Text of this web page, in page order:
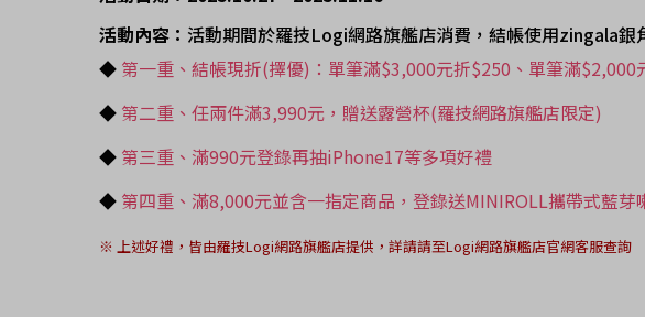
活動內容： 活動期間於羅技Logi網路旗艦店消費，結帳使用zingala銀
◆ 第一重、結帳現折(擇優)： 單筆滿$3,000元折$250、 單筆滿$2,000
◆ 第二重、任兩件滿3,990元，贈送露營杯(羅技網路旗艦店限定)
◆ 第三重、滿990元登錄再抽iPhone17等多項好禮
◆ 第四重、滿8,000元並含一指定商品，登錄送MINIROLL攜帶式藍芽
※ 上述好禮，皆由羅技Logi網路旗艦店提供，詳請請至Logi網路旗艦店官網客服查詢